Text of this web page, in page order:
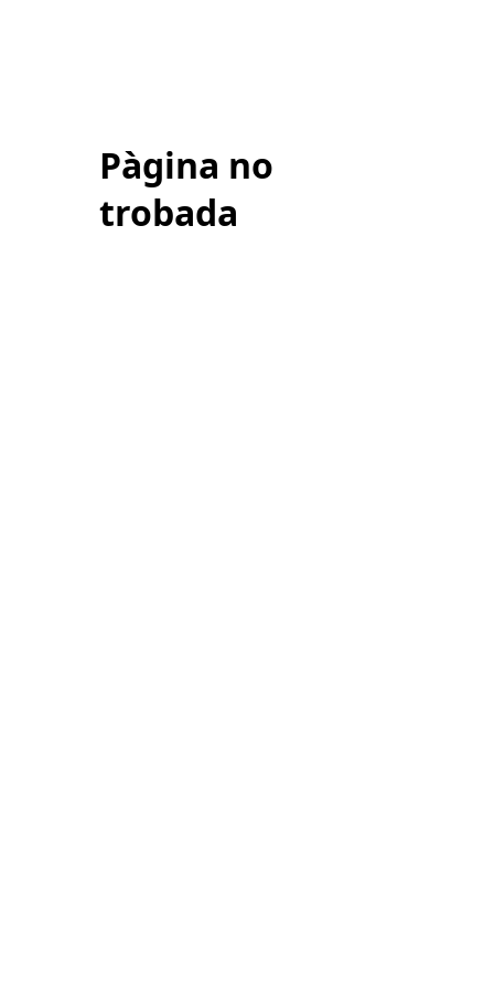
Pàgina no
trobada